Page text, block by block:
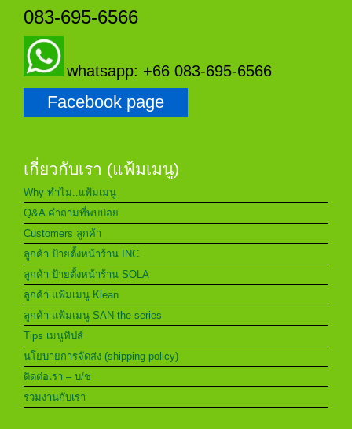
083-695-6566
whatsapp: +66 083-695-6566
Facebook page
เกี่ยวกับเรา (แฟ้มเมนู)
Why ทำไม..แฟ้มเมนู
Q&A คำถามที่พบบ่อย
Customers ลูกค้า
ลูกค้า ป้ายตั้งหน้าร้าน INC
ลูกค้า ป้ายตั้งหน้าร้าน SOLA
ลูกค้า แฟ้มเมนู Klean
ลูกค้า แฟ้มเมนู SAN the series
Tips เมนูทิปส์
นโยบายการจัดส่ง (shipping policy)
ติดต่อเรา – บ/ช
ร่วมงานกับเรา